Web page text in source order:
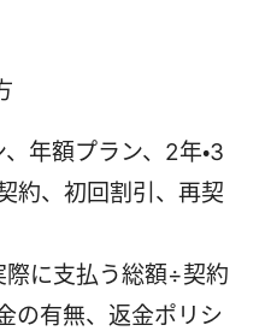
年額プラン、2年・3
約、初回割引、再契
に支払う総額÷契約
の有無、返金ポリシ